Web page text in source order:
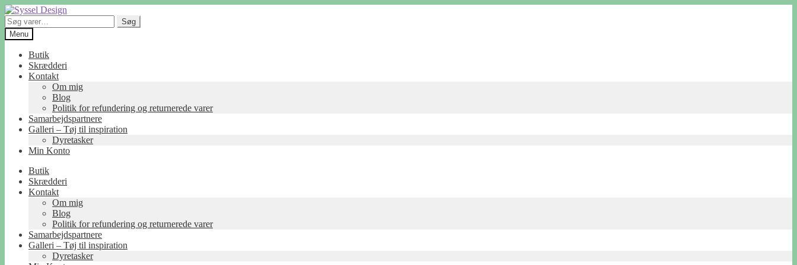
Spring
til
navigation
Spring
til
indhold
Søg
efter:
Søg
Menu
Butik
Skrædderi
Kontakt
Om mig
Blog
Politik for refundering og returnerede varer
Samarbejdspartnere
Galleri – Tøj til inspiration
Dyretasker
Min Konto
Butik
Skrædderi
Kontakt
Om mig
Blog
Politik for refundering og returnerede varer
Samarbejdspartnere
Galleri – Tøj til inspiration
Dyretasker